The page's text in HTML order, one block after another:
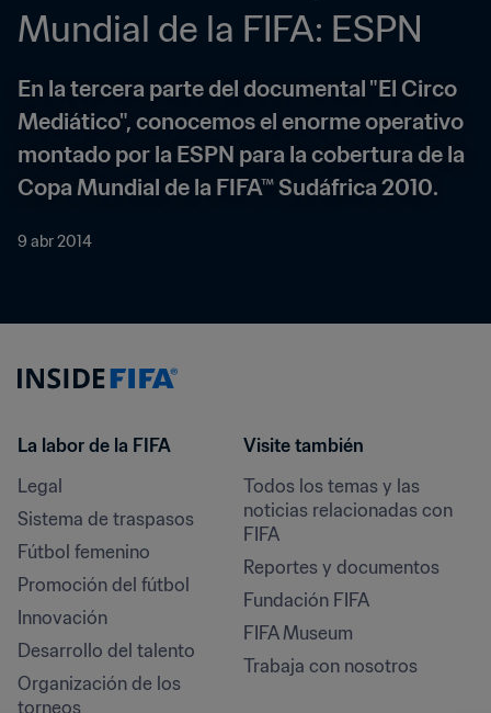
Mundial de la FIFA: ESPN
En la tercera parte del documental "El Circo
Mediático", conocemos el enorme operativo
montado por la ESPN para la cobertura de la
Copa Mundial de la FIFA™ Sudáfrica 2010.
9 abr 2014
La labor de la FIFA
Legal
Sistema de traspasos
Fútbol femenino
Promoción del fútbol
Innovación
Desarrollo del talento
Organización de los
torneos
Visite también
Todos los temas y las
noticias relacionadas con
FIFA
Reportes y documentos
Fundación FIFA
FIFA Museum
Trabaja con nosotros